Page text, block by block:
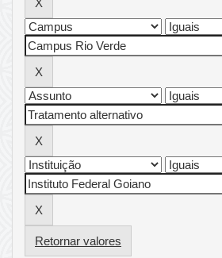
Retornar valores